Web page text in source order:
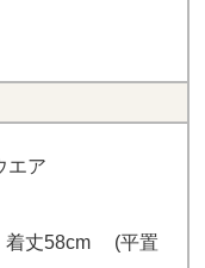
エア
着丈58cm (平置